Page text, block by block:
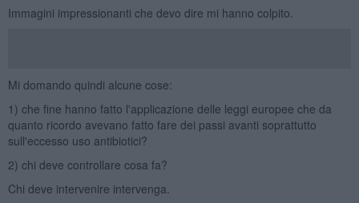
Immagini impressionanti che devo dire mi hanno colpito.
Mi domando quindi alcune cose:
1) che fine hanno fatto l'applicazione delle leggi europee che da
quanto ricordo avevano fatto fare dei passi avanti soprattutto
sull'eccesso uso antibiotici?
2) chi deve controllare cosa fa?
Chi deve intervenire intervenga.